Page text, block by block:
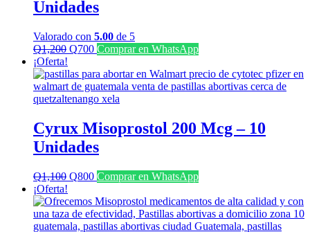
Unidades
Valorado con 5.00 de 5
Q1,200 El
original
era:
Q1,200.
Q700El
actual
es:
Q700.
Comprar en WhatsApp
¡Oferta!
Cyrux Misoprostol 200 Mcg – 10
Unidades
Q1,100 El
original
era:
Q1,100.
Q800El
actual
es:
Q800.
Comprar en WhatsApp
¡Oferta!